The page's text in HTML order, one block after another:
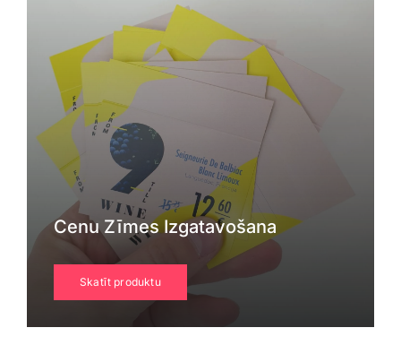
Cenu Zīmes Izgatavošana
Skatīt produktu